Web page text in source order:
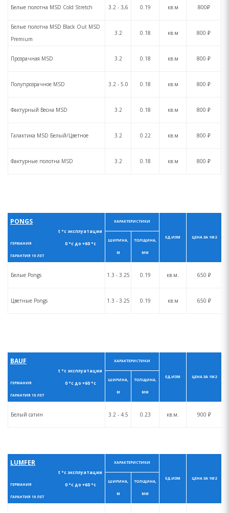
Белые полотна MSD Cold Stretch 3.2 - 3,6 0.19 кв.м 800₽
Белые полотна MSD Black Out MSD
Premium
3.2 0.18 кв.м 800 ₽
Прозрачная MSD 3.2 0.18 кв.м 800 ₽
Полупрозрачное MSD 3.2 - 5.0 0.18 кв.м 800 ₽
Фактурный Весна MSD 3.2 0.18 кв.м 800 ₽
Галактика MSD Белый/Цветное 3.2 0.22 кв.м 800 ₽
Фактурные полотна MSD 3.2 0.18 кв.м 800 ₽
PONGS
t °с эксплуатации
0 °с до +60 °с
ГЕРМАНИЯ
ГАРАНТИЯ 10 ЛЕТ
ХАРАКТЕРИСТИКИ
ЕД.ИЗМ ЦЕНА ЗА 1М2
ШИРИНА,
М
ТОЛЩИНА,
ММ
Белые Pongs 1.3 - 3.25 0.19 кв.м. 650 ₽
Цветные Pongs 1.3 - 3.25 0.19 кв.м 650 ₽
BAUF
t °с эксплуатации
0 °с до +60 °с
ГЕРМАНИЯ
ГАРАНТИЯ 10 ЛЕТ
ХАРАКТЕРИСТИКИ
ЕД.ИЗМ ЦЕНА ЗА 1М2
ШИРИНА,
М
ТОЛЩИНА,
ММ
Белый сатин 3.2 - 4.5 0.23 кв.м. 900 ₽
LUMFER
t °с эксплуатации
0 °с до +60 °с
ГЕРМАНИЯ
ГАРАНТИЯ 10 ЛЕТ
ХАРАКТЕРИСТИКИ
ЕД.ИЗМ ЦЕНА ЗА 1М2
ШИРИНА,
М
ТОЛЩИНА,
ММ